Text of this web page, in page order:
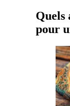
Quels
pour